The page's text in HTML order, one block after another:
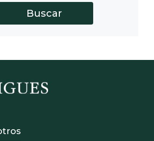
Sobre Nosotros